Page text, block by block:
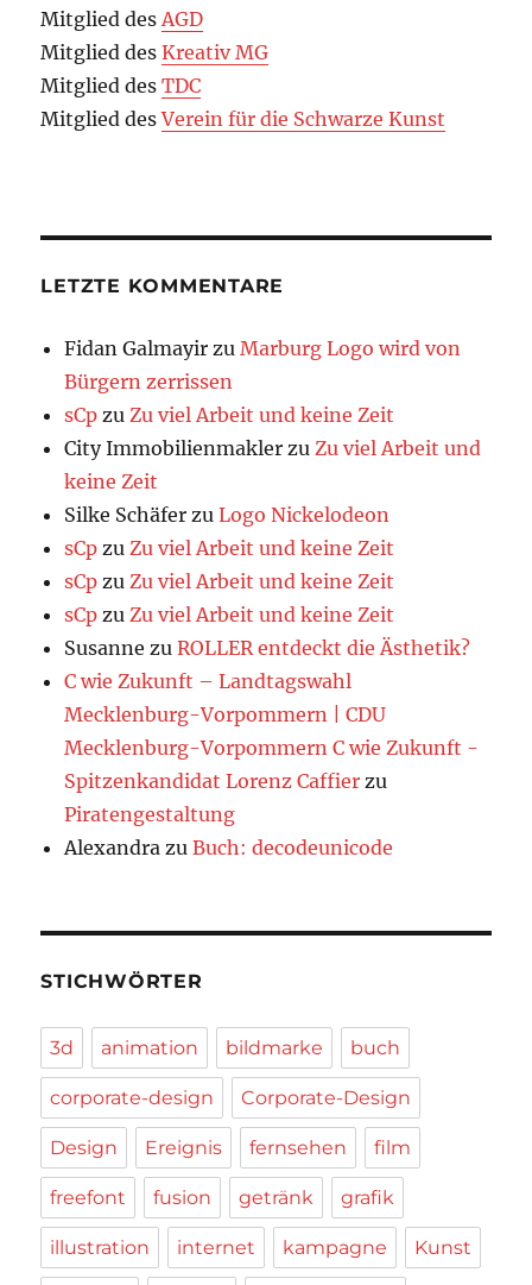
Mitglied desAGD
Mitglied desKreativ MG
Mitglied desTDC
Mitglied desVerein für die Schwarze Kunst
LETZTE KOMMENTARE
Fidan Galmayir zuMarburg Logo wird von
Bürgern zerrissen
sCp zuZu viel Arbeit und keine Zeit
City Immobilienmakler zuZu viel Arbeit und
keine Zeit
Silke Schäfer zuLogo Nickelodeon
sCp zuZu viel Arbeit und keine Zeit
sCp zuZu viel Arbeit und keine Zeit
sCp zuZu viel Arbeit und keine Zeit
Susanne zuROLLER entdeckt die Ästhetik?
C wie Zukunft – Landtagswahl
Mecklenburg-Vorpommern | CDU
Mecklenburg-Vorpommern C wie Zukunft -
Spitzenkandidat Lorenz Caffier zu
Piratengestaltung
Alexandra zuBuch: decodeunicode
STICHWÖRTER
3d animation bildmarke buch
corporate-design Corporate-Design
Design Ereignis fernsehen film
freefont fusion getränk grafik
illustration internet kampagne Kunst